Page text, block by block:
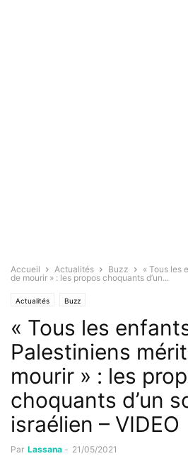
Accueil Actualités Buzz
« Tous les
de mourir » : les propos choquants d’un...
Actualités Buzz
« Tous les
Palestiniens
mourir » : les
choquants d’un
israélien – VIDEO
Par Lassana - 21/05/2021